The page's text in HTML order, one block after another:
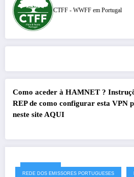
CTFF - WWFF em Portugal
Como aceder à HAMNET ?
REP de como configurar esta VPN
neste site AQUI
27/07/2026
REDE DOS EMISSORES PORTUGUESES